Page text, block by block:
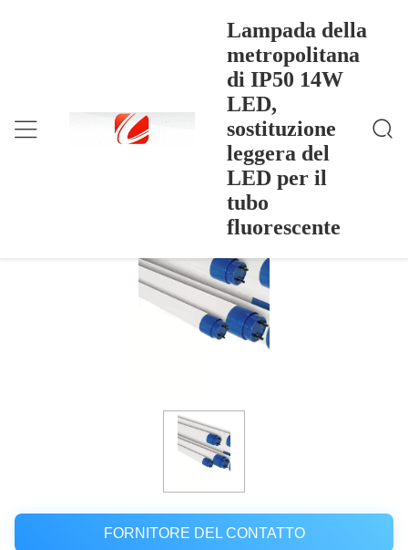
Lampada della
metropolitana
di IP50 14W
LED,
sostituzione
leggera del
LED per il
tubo
fluorescente
Lampada Della Metropolitana Di IP50 14W LED, So
Lampada della metropolitana di IP50
14W LED, sostituzione leggera del LED
per il tubo fluorescente
FORNITORE DEL CONTATTO